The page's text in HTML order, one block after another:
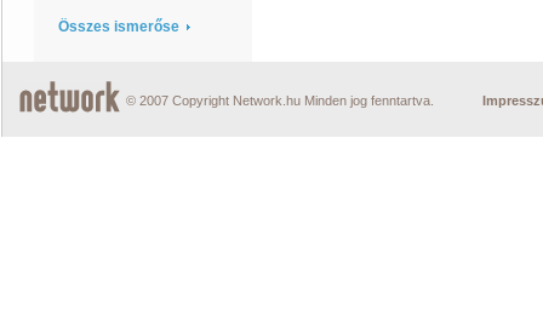
Összes ismerőse
© 2007 Copyright Network.hu Minden jog fenntartva.